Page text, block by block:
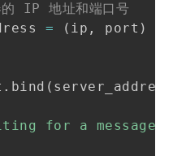
IP 地址和端口号
= ( ip , port )
. bind ( server_address
for a